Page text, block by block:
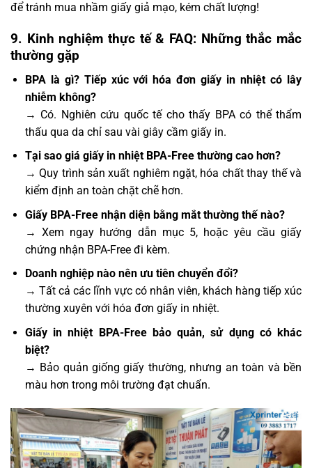
để tránh mua nhầm giấy giả mạo, kém chất lượng!
9. Kinh nghiệm thực tế & FAQ: Những thắc mắc
thường gặp
BPA là gì? Tiếp xúc với hóa đơn giấy in nhiệt có lây
nhiễm không?
→ Có. Nghiên cứu quốc tế cho thấy BPA có thể thẩm
thấu qua da chỉ sau vài giây cầm giấy in.
Tại sao giá giấy in nhiệt BPA-Free thường cao hơn?
→ Quy trình sản xuất nghiêm ngặt, hóa chất thay thế và
kiểm định an toàn chặt chẽ hơn.
Giấy BPA-Free nhận diện bằng mắt thường thế nào?
→ Xem ngay hướng dẫn mục 5, hoặc yêu cầu giấy
chứng nhận BPA-Free đi kèm.
Doanh nghiệp nào nên ưu tiên chuyển đổi?
→ Tất cả các lĩnh vực có nhân viên, khách hàng tiếp xúc
thường xuyên với hóa đơn giấy in nhiệt.
Giấy in nhiệt BPA-Free bảo quản, sử dụng có khác
biệt?
→ Bảo quản giống giấy thường, nhưng an toàn và bền
màu hơn trong môi trường đạt chuẩn.